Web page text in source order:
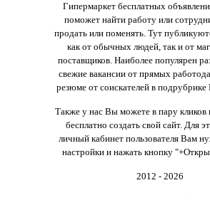
Гипермаркет бесплатных
поможет найти работу или
продать или поменять. Тут
как от обычных людей, так и от
поставщиков. Наиболее популярен
свежие вакансии от прямых
резюме от соискателей в
Также у нас Вы можете в пару кликов
бесплатно создать свой сайт. Для
личный кабинет пользователя Вам
настройки и нажать кнопку
2012 - 2026